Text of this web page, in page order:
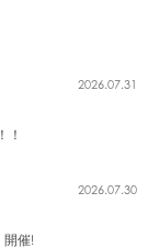
2026.07.31
！
2026.07.30
開催!